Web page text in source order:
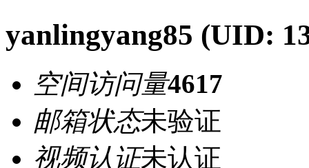
yanlingyang85 (UID:
空间访问量4617
邮箱状态未验证
视频认证未认证